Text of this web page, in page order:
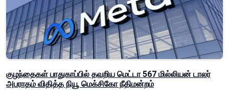
குழந்தைகள் பாதுகாப்பில் தவறிய மெட்டா 567 மில்லியன் டாலர்
அபராதம் விதித்த நியூ மெக்சிகோ நீதிமன்றம்